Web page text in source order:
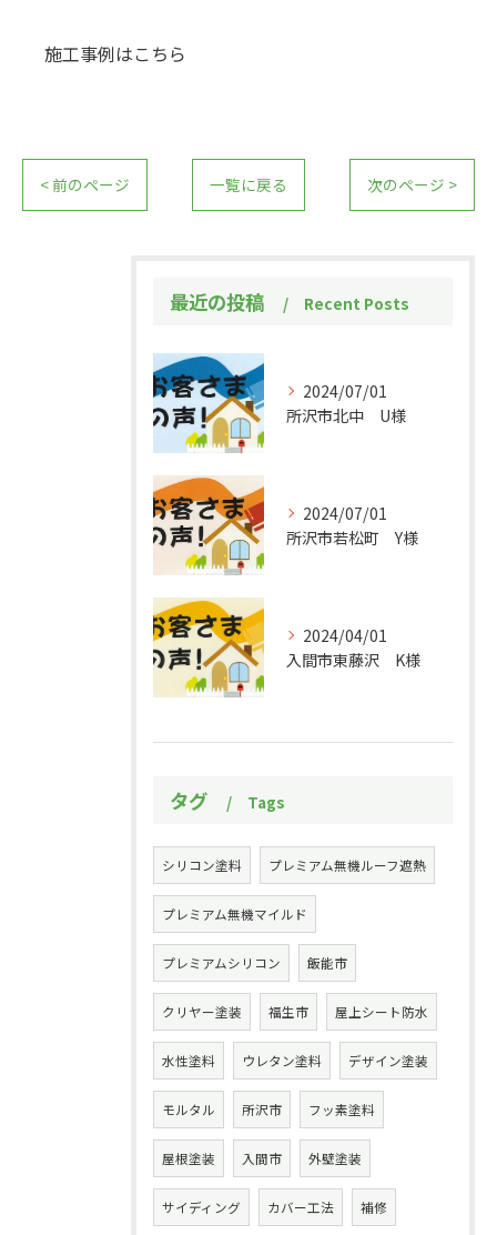
施工事例はこちら
< 前のページ 一覧に戻る 次のページ >
最近の投稿 Recent Posts
2024/07/01
所沢市北中 U様
2024/07/01
所沢市若松町 Y様
2024/04/01
入間市東藤沢 K様
タグ Tags
シリコン塗料 プレミアム無機ルーフ遮熱
プレミアム無機マイルド
プレミアムシリコン 飯能市
クリヤー塗装 福生市 屋上シート防水
水性塗料 ウレタン塗料 デザイン塗装
モルタル 所沢市 フッ素塗料
屋根塗装 入間市 外壁塗装
サイディング カバー工法 補修